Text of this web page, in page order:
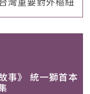
事》 統一獅首本